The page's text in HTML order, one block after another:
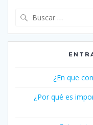
¿En que
¿Por qué es